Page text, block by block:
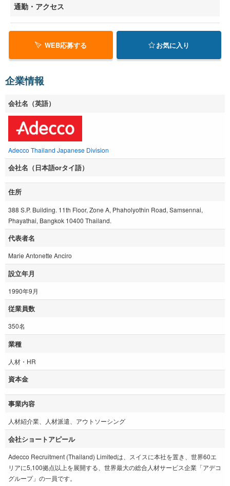
通勤・アクセス
WEB応募する お気に入り
企業情報
会社名（英語）
Adecco Thailand Japanese Division
会社名（日本語orタイ語）
住所
388 S.P. Building. 11th Floor, Zone A, Phaholyothin Road, Samsennai,
Phayathai, Bangkok 10400 Thailand.
代表者名
Marie Antonette Anciro
設立年月
1990年9月
従業員数
350名
業種
人材・HR
資本金
事業内容
人材紹介業、人材派遣、アウトソーシング
会社ショートアピール
Adecco Recruitment (Thailand) Limitedは、スイスに本社を置き、世界60エ
リアに5,100拠点以上を展開する、世界最大の総合人材サービス企業「アデコ
グループ」の一員です。